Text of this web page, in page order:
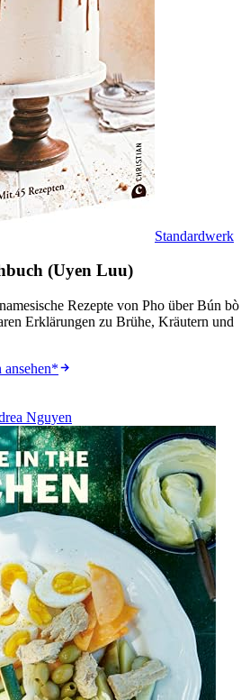
Standardwerk
(Uyen Luu)
Rezepte von Pho über Bún bò
Erklärungen zu Brühe, Kräutern und
*
Nguyen